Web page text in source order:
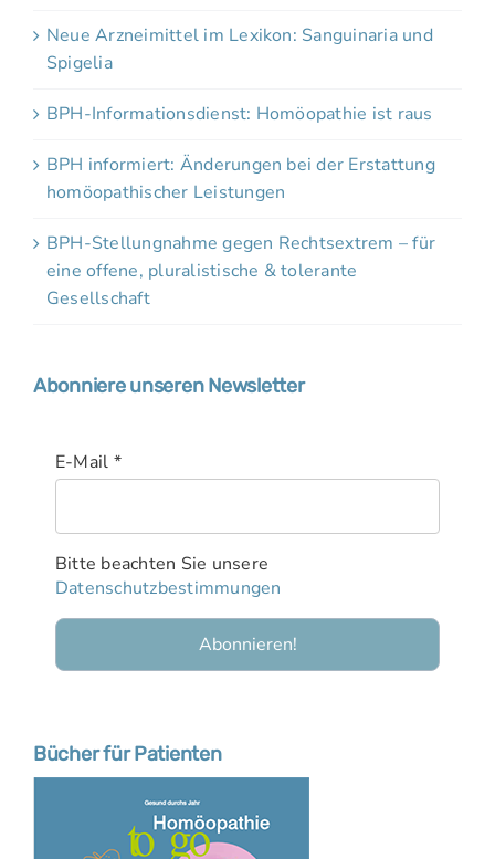
Neue Arzneimittel im Lexikon: Sanguinaria und
Spigelia
BPH-Informationsdienst: Homöopathie ist raus
BPH informiert: Änderungen bei der Erstattung
homöopathischer Leistungen
BPH-Stellungnahme gegen Rechtsextrem – für
eine offene, pluralistische & tolerante
Gesellschaft
Abonniere unseren Newsletter
E-Mail *
Bitte beachten Sie unsere
Datenschutzbestimmungen
Bücher für Patienten